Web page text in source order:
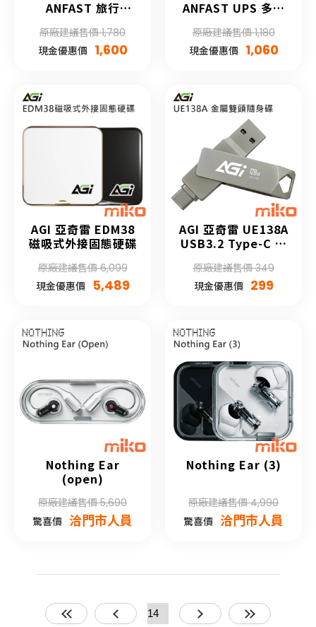
ANFAST 旅行
行動電源
原廠建議售價 1,780
現金優惠價 1,600
ANFAST UPS 多功
5000mAh
原廠建議售價 1,180
現金優惠價 1,060
AGI 亞奇雷 EDM38
磁吸式外接固態硬碟
原廠建議售價 6,099
現金優惠價
5,489
AGI 亞奇雷 UE138A
USB3.2 Type-C 雙
原廠建議售價 349
現金優惠價 299
Nothing Ear
(open)
原廠建議售價 5,690
驚喜價 洽門市人員
Nothing Ear (3)
原廠建議售價 4,990
驚喜價 洽門市人員